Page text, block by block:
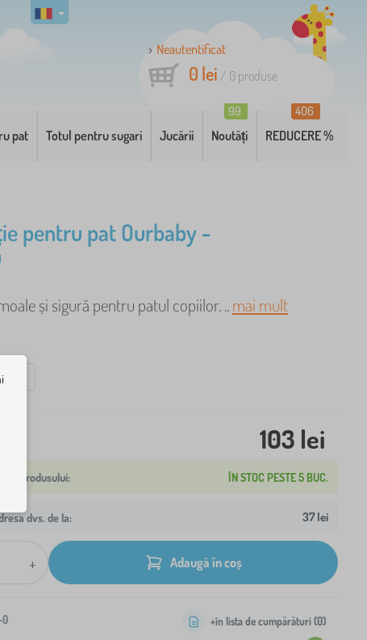
Neautentificat
0 lei / 0 produse
pat Totul pentru sugari Jucării Noutăți
99
REDUCERE %
406
pentru pat Ourbaby -
și sigură pentru patul copiilor. ..mai mult
cm
103 lei
ÎN STOC PESTE 5 BUC.
dvs. de la: 37 lei
+ Adaugă în coș
0 +în lista de cumpărături (0)